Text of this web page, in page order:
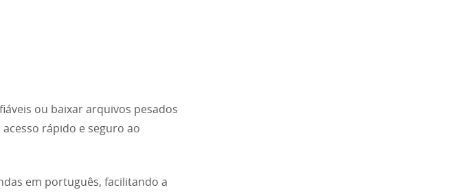
ou baixar arquivos pesados
rápido e seguro ao
em português, facilitando a